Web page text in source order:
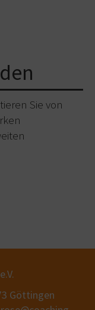
Sie von
Göttingen